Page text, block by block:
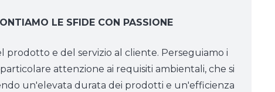
LE SFIDE CON PASSIONE
prodotto e del servizio al cliente. Perseguiamo i
attenzione ai requisiti ambientali, che si
un'elevata durata dei prodotti e un'efficienza